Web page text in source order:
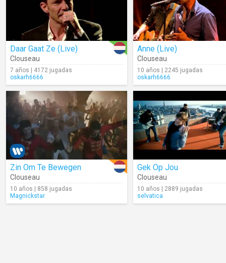
Daar Gaat Ze (Live)
Clouseau
7 años | 4172 jugadas
oskarh6666
Anne (Live)
Clouseau
10 años | 2245 jugadas
oskarh6666
Zin Om Te Bewegen
Clouseau
10 años | 858 jugadas
Magnickstar
Gek Op Jou
Clouseau
10 años | 2889 jugadas
selvatica